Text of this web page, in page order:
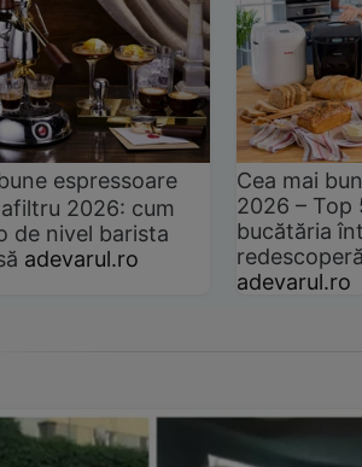
espressoare
2026: cum
de nivel barista
adevarul.ro
Cea mai
2026 –
bucătăria
adevarul.ro